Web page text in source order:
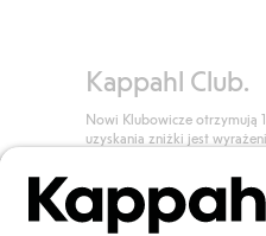
Kappahl Club.
Nowi Klubowicze otrzymują
uzyskania zniżki jest
Dołącz do Klubu!